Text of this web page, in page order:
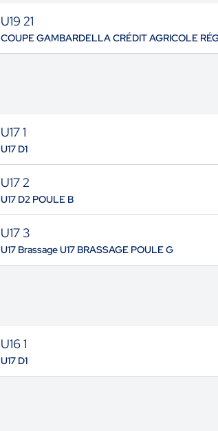
U19 21
COUPE GAMBARDELLA CRÉDIT AGRICOLE
U17 1
U17 D1
U17 2
U17 D2 POULE B
U17 3
U17 Brassage U17 BRASSAGE POULE G
U16 1
U17 D1